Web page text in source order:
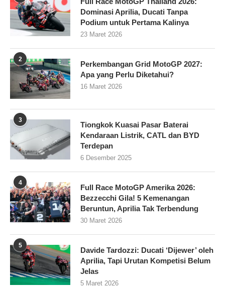
Dominasi Aprilia, Ducati Tanpa
Podium untuk Pertama Kalinya
23 Maret 2026
2
Perkembangan Grid MotoGP 2027:
Apa yang Perlu Diketahui?
16 Maret 2026
3
Tiongkok Kuasai Pasar Baterai
Kendaraan Listrik, CATL dan BYD
Terdepan
6 Desember 2025
4
Full Race MotoGP Amerika 2026:
Bezzecchi Gila! 5 Kemenangan
Beruntun, Aprilia Tak Terbendung
30 Maret 2026
5
Davide Tardozzi: Ducati ‘Dijewer’ oleh
Aprilia, Tapi Urutan Kompetisi Belum
Jelas
5 Maret 2026